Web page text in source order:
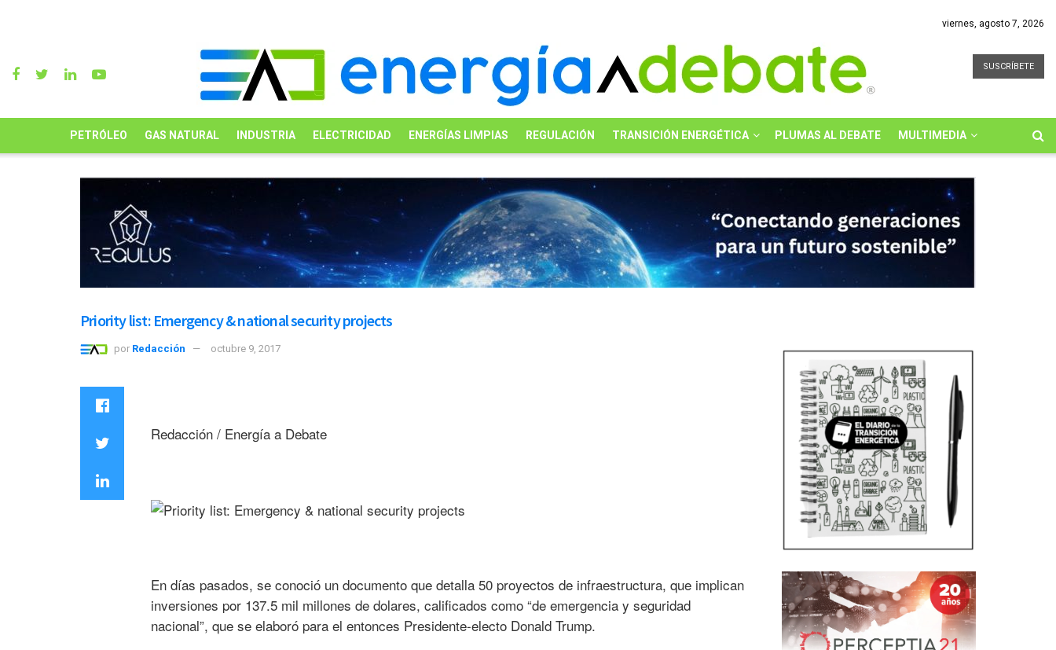
viernes, agosto 7, 2026
SUSCRÍBETE
PETRÓLEO GAS NATURAL INDUSTRIA ELECTRICIDAD ENERGÍAS LIMPIAS REGULACIÓN TRANSICIÓN ENERGÉTICA PLUMAS AL DEBATE MULTIMEDIA
Priority list: Emergency & national security projects
por Redacción octubre 9, 2017
Redacción / Energía a Debate
En días pasados, se conoció un documento que detalla 50 proyectos de infraestructura, que implican
inversiones por 137.5 mil millones de dolares, calificados como “de emergencia y seguridad
nacional”, que se elaboró para el entonces Presidente-electo Donald Trump.